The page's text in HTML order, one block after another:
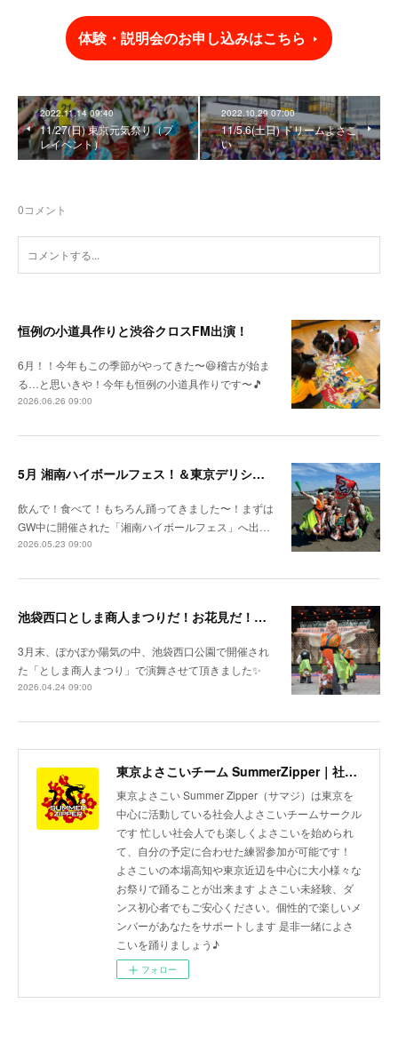
体験・説明会のお申し込みはこちら
2022.11.14 09:40
11/27(日) 東京元気祭り（プ
レイベント）
2022.10.29 07:00
11/5,6(土日) ドリームよさこ
い
0コメント
恒例の小道具作りと渋谷クロスFM出演！
6月！！今年もこの季節がやってきた〜😆稽古が始ま
る…と思いきや！今年も恒例の小道具作りです〜🎵
2026.06.26 09:00
5月 湘南ハイボールフェス！＆東京デリシャスミュージアム
飲んで！食べて！もちろん踊ってきました〜！まずは
GW中に開催された「湘南ハイボールフェス」へ出…
2026.05.23 09:00
池袋西口としま商人まつりだ！お花見だ！新作レッスンだ！
3月末、ぽかぽか陽気の中、池袋西口公園で開催され
た「としま商人まつり」で演舞させて頂きました✨
2026.04.24 09:00
東京よさこいチーム SummerZipper｜社会人サークル 初心者歓迎・メンバー募集中
東京よさこい Summer Zipper（サマジ）は東京を
中心に活動している社会人よさこいチームサークル
です 忙しい社会人でも楽しくよさこいを始められ
て、自分の予定に合わせた練習参加が可能です！
よさこいの本場高知や東京近辺を中心に大小様々な
お祭りで踊ることが出来ます よさこい未経験、ダ
ンス初心者でもご安心ください。個性的で楽しいメ
ンバーがあなたをサポートします 是非一緒によさ
こいを踊りましょう♪
フォロー